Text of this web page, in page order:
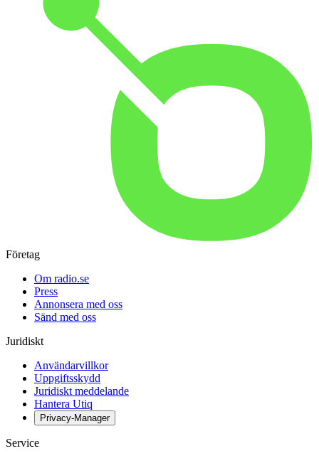
Företag
Om radio.se
Press
Annonsera med oss
Sänd med oss
Juridiskt
Användarvillkor
Uppgiftsskydd
Juridiskt meddelande
Hantera Utiq
Privacy-Manager
Service